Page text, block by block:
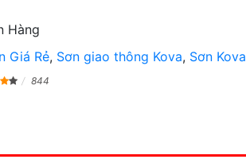
Hàng
Giá Rẻ, Sơn giao thông Kova, Sơn Kova
844